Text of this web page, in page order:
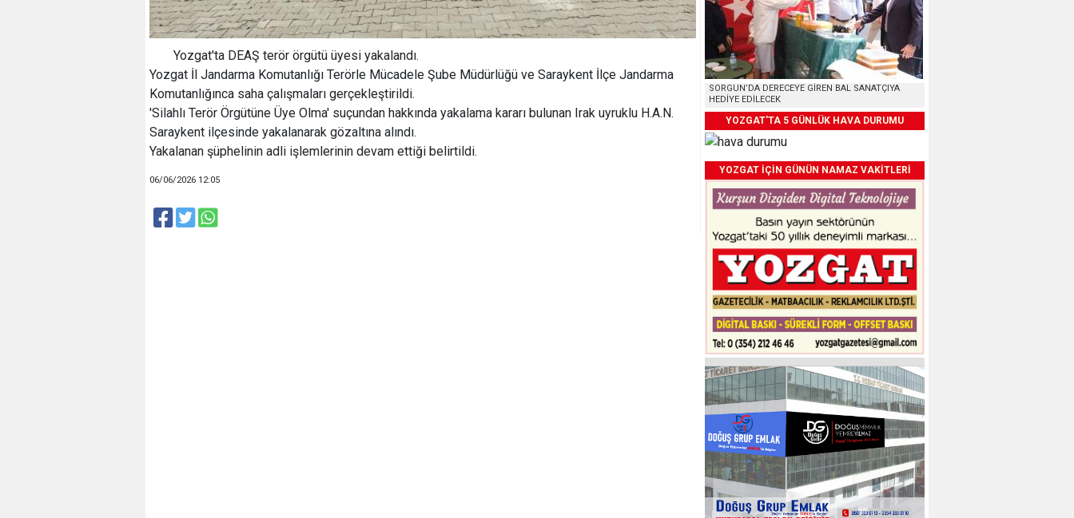
Yozgat'ta DEAŞ terör örgütü üyesi yakalandı.
Yozgat İl Jandarma Komutanlığı Terörle Mücadele Şube Müdürlüğü ve Saraykent İlçe Jandarma
Komutanlığınca saha çalışmaları gerçekleştirildi.
'Silahlı Terör Örgütüne Üye Olma' suçundan hakkında yakalama kararı bulunan Irak uyruklu H.A.N.
Saraykent ilçesinde yakalanarak gözaltına alındı.
Yakalanan şüphelinin adli işlemlerinin devam ettiği belirtildi.
06/06/2026 12:05
SORGUN’DA DERECEYE GİREN BAL SANATÇIYA
HEDİYE EDİLECEK
YOZGAT'TA 5 GÜNLÜK HAVA DURUMU
YOZGAT İÇİN GÜNÜN NAMAZ VAKİTLERİ